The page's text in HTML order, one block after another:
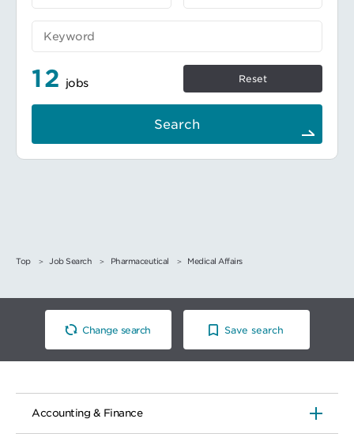
ンダー管理などを行う。
無しのフルフレックスで、1日3時間以上就業
リモートワーク：業務の状況や内容に応じ
て、ご自身で出社とリモートワークの使い分
け、効率よく業務を進めています。
12 jobs
Search
Reset
Top Job Search Pharmaceutical Medical Affairs
Change search Save search
Accounting & Finance